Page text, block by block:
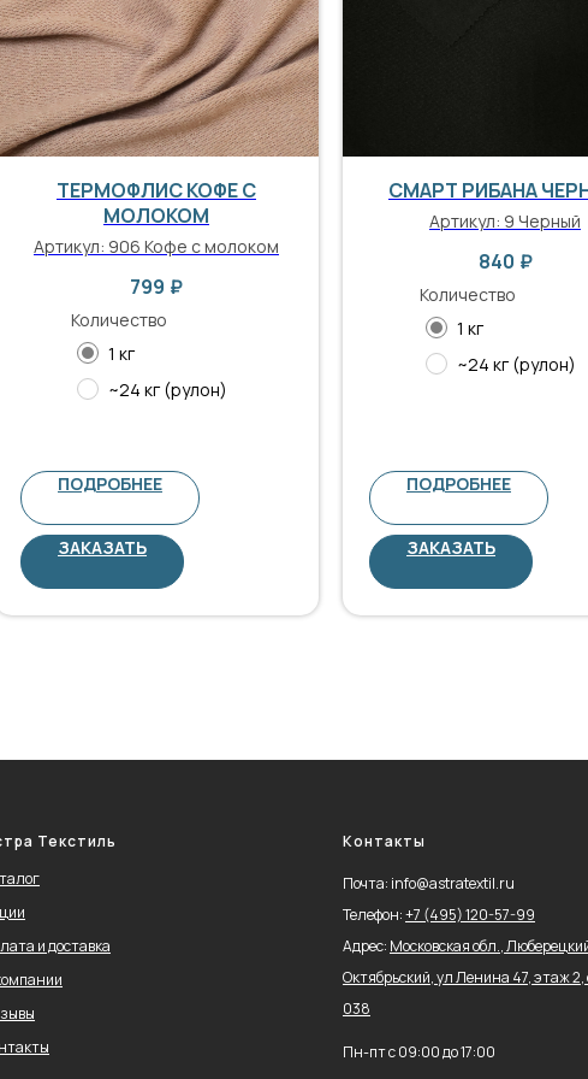
ТЕРМОФЛИС КОФЕ С
МОЛОКОМ
Артикул: 906 Кофе с молоком
799 ₽
Количество
1 кг
~24 кг (рулон)
ПОДРОБНЕЕ
ЗАКАЗАТЬ
СМАРТ РИБАНА
Артикул: 9 Черный
840 ₽
Количество
1 кг
~24 кг (рулон)
ПОДРОБНЕЕ
ЗАКАЗАТЬ
Текстиль
и доставка
Контакты
Почта: info@astratextil.ru
Телефон:+7 (495) 120-57-99
Адрес: Московская обл.,
Октябрьский, ул Ленина 47, этаж 2,
038
Пн-пт с 09:00 до 17:00